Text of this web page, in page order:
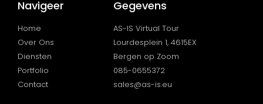
Navigeer
Home
Over Ons
Diensten
Portfolio
Contact
Gegevens
AS-IS Virtual Tour
Lourdesplein 1, 4615EX
Bergen op Zoom
085-0655372
sales@as-is.eu